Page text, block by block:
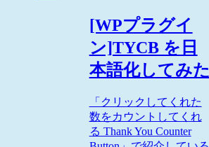
[WPプラグイ
ン]TYCB を日
本語化してみた
「クリックしてくれた
数をカウントしてくれ
る Thank You Counter